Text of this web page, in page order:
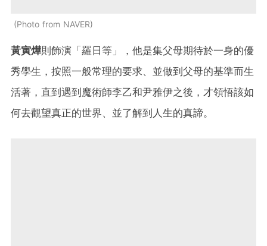
Photo from NAVER
黃寅燁則飾演「羅日等」，他是集父母期待於一身的優
秀學生，按照一般常理的要求、並做到父母的基準而生
活著，直到遇到魔術師李乙和尹雅伊之後，才領悟該如
何去觀望真正的世界、並了解到人生的真諦。